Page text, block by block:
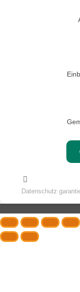
Datenschutz